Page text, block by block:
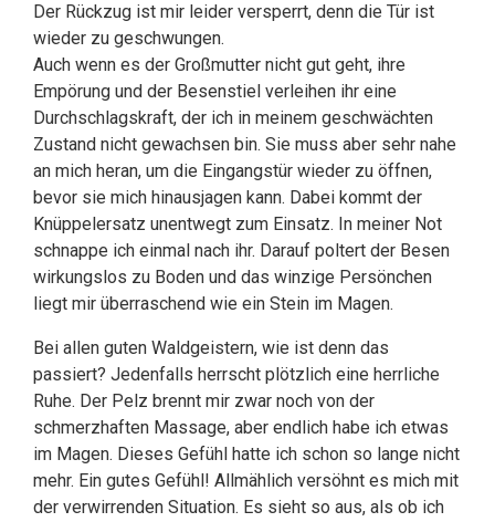
Der Rückzug ist mir leider versperrt, denn die Tür ist
wieder zu geschwungen.
Auch wenn es der Großmutter nicht gut geht, ihre
Empörung und der Besenstiel verleihen ihr eine
Durchschlagskraft, der ich in meinem geschwächten
Zustand nicht gewachsen bin. Sie muss aber sehr nahe
an mich heran, um die Eingangstür wieder zu öffnen,
bevor sie mich hinausjagen kann. Dabei kommt der
Knüppelersatz unentwegt zum Einsatz. In meiner Not
schnappe ich einmal nach ihr. Darauf poltert der Besen
wirkungslos zu Boden und das winzige Persönchen
liegt mir überraschend wie ein Stein im Magen.
Bei allen guten Waldgeistern, wie ist denn das
passiert? Jedenfalls herrscht plötzlich eine herrliche
Ruhe. Der Pelz brennt mir zwar noch von der
schmerzhaften Massage, aber endlich habe ich etwas
im Magen. Dieses Gefühl hatte ich schon so lange nicht
mehr. Ein gutes Gefühl! Allmählich versöhnt es mich mit
der verwirrenden Situation. Es sieht so aus, als ob ich